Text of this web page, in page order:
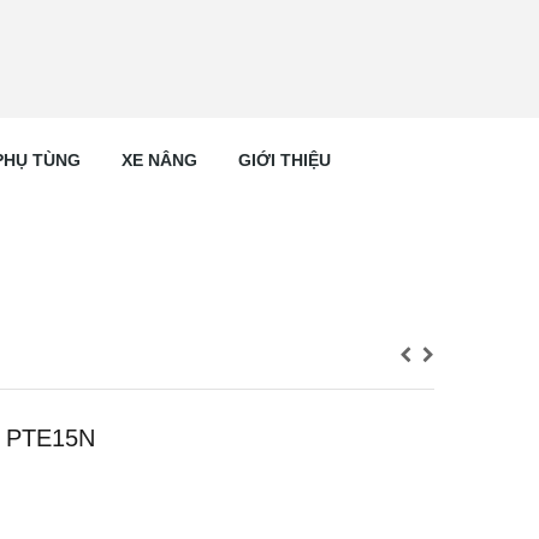
TÙNG XE NÂNG GIỚI THIỆU